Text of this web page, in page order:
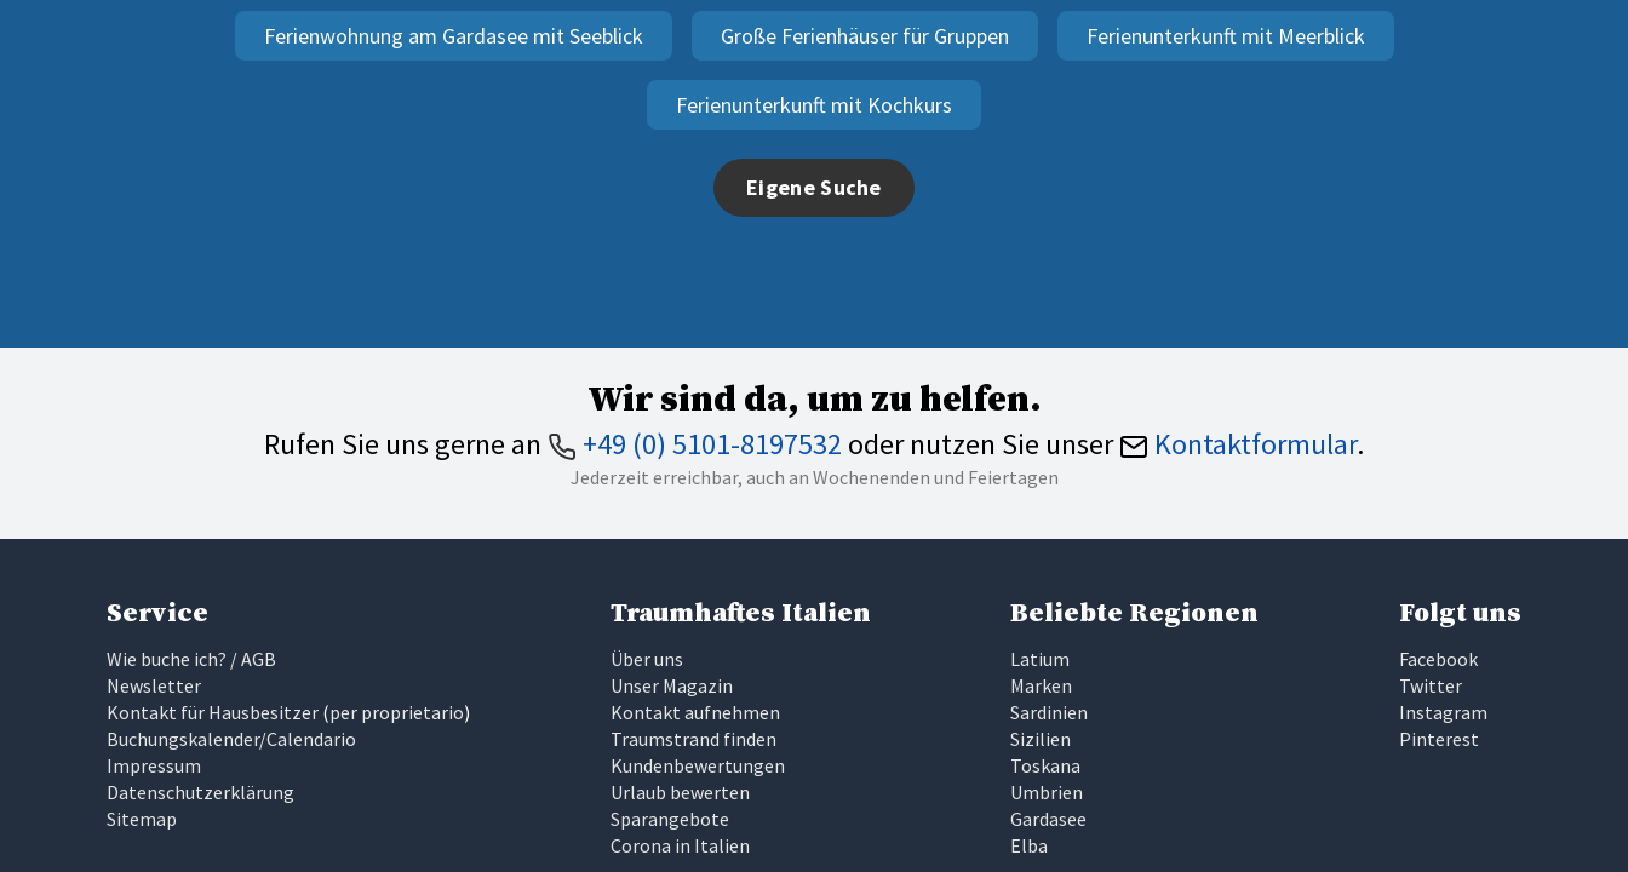
Ferienwohnung am Gardasee mit Seeblick Große Ferienhäuser für Gruppen Ferienunterkunft mit Meerblick
Ferienunterkunft mit Kochkurs
Eigene Suche
Wir sind da, um zu helfen.
Rufen Sie uns gerne an +49 (0) 5101-8197532 oder nutzen Sie unser Kontaktformular.
Jederzeit erreichbar, auch an Wochenenden und Feiertagen
Service
Wie buche ich? / AGB
Newsletter
Kontakt für Hausbesitzer (per proprietario)
Buchungskalender/Calendario
Impressum
Datenschutzerklärung
Sitemap
Traumhaftes Italien
Über uns
Unser Magazin
Kontakt aufnehmen
Traumstrand finden
Kundenbewertungen
Urlaub bewerten
Sparangebote
Corona in Italien
Beliebte Regionen
Latium
Marken
Sardinien
Sizilien
Toskana
Umbrien
Gardasee
Elba
Folgt uns
Facebook
Twitter
Instagram
Pinterest